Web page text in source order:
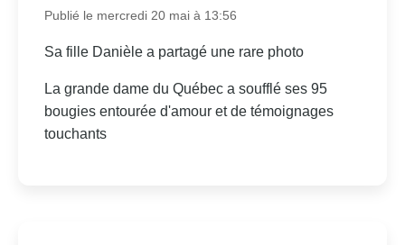
Publié le mercredi 20 mai à 13:56
Sa fille Danièle a partagé une rare photo
La grande dame du Québec a soufflé ses 95
bougies entourée d'amour et de témoignages
touchants